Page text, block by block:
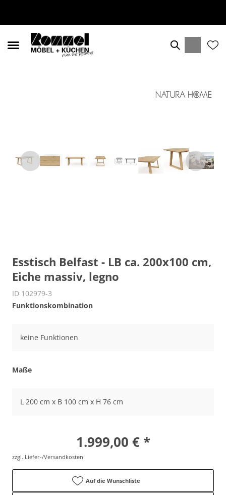
Esstisch Belfast - LB ca. 200x100 cm,
Eiche massiv, legno
ID 102979-3
Funktionskombination
keine Funktionen
Maße
L 200 cm x B 100 cm x H 76 cm
1.999,00 € *
zzgl. Liefer-/Versandkosten
Auf die Wunschliste